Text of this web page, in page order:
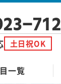
712
土日祝OK
一覧